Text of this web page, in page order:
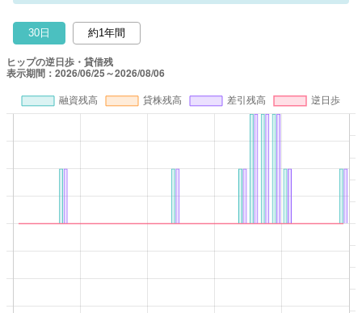
30日 約1年間